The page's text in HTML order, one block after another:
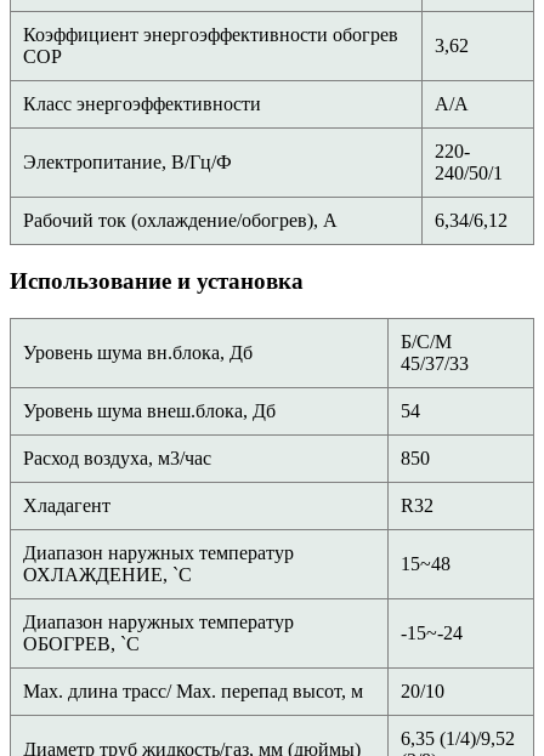
Коэффициент энергоэффективности обогрев
COP
3,62
Класс энергоэффективности А/А
Электропитание, В/Гц/Ф
220-
240/50/1
Рабочий ток (охлаждение/обогрев), А 6,34/6,12
Использование и установка
Уровень шума вн.блока, Дб
Б/С/М
45/37/33
Уровень шума внеш.блока, Дб 54
Расход воздуха, м3/час 850
Хладагент R32
Диапазон наружных температур
ОХЛАЖДЕНИЕ, `С
15~48
Диапазон наружных температур
ОБОГРЕВ, `С
-15~-24
Мах. длина трасс/ Мах. перепад высот, м 20/10
Диаметр труб жидкость/газ, мм (дюймы)
6,35 (1/4)/9,52